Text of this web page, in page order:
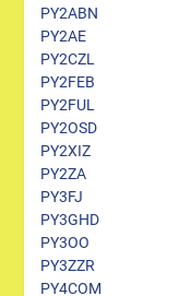
PY2ABN
PY2AE
PY2CZL
PY2FEB
PY2FUL
PY2OSD
PY2XIZ
PY2ZA
PY3FJ
PY3GHD
PY3OO
PY3ZZR
PY4COM